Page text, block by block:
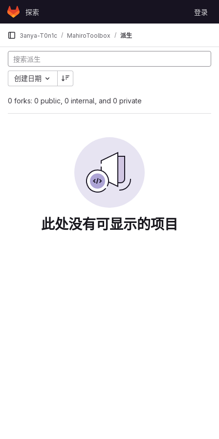
Skip to content
GitLab探索 登录
3anya-T0n1c MahiroToolbox 派生
0 forks: 0 public, 0 internal, and 0 private
创建日期
此处没有可显示的项目